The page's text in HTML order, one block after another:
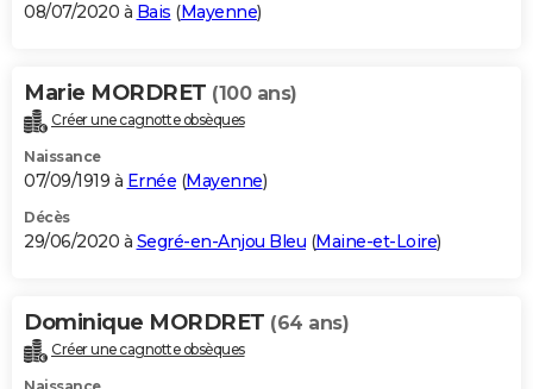
08/07/2020 à Bais (Mayenne)
Marie MORDRET (100 ans)
Créer une cagnotte obsèques
Naissance
07/09/1919 à Ernée (Mayenne)
Décès
29/06/2020 à Segré-en-Anjou Bleu (Maine-et-Loire)
Dominique MORDRET (64 ans)
Créer une cagnotte obsèques